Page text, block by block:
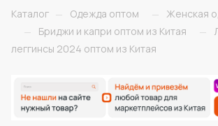
Каталог — Одежда оптом —
Женская
—
Бриджи и капри оптом из Китая —
леггинсы 2024 оптом из Китая